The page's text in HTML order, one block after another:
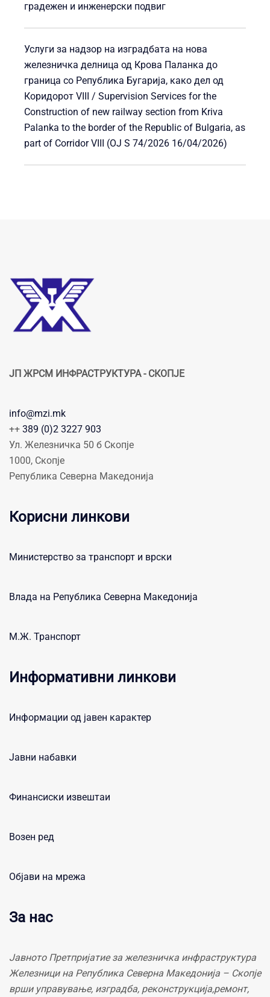
градежен и инженерски подвиг
Услуги за надзор на изградбата на нова
железничка делница од Крова Паланка до
граница со Република Бугарија, како дел од
Коридорот VIII / Supervision Services for the
Construction of new railway section from Kriva
Palanka to the border of the Republic of Bulgaria, as
part of Corridor VIII (OJ S 74/2026 16/04/2026)
ЈП ЖРСМ ИНФРАСТРУКТУРА - СКОПЈЕ
info@mzi.mk
++ 389 (0)2 3227 903
Ул. Железничка 50 б Скопје
1000, Скопје
Република Северна Македонија
Корисни линкови
Министерство за транспорт и врски
Влада на Република Северна Македонија
М.Ж. Транспорт
Информативни линкови
Информации од јавен карактер
Јавни набавки
Финансиски извештаи
Возен ред
Објави на мрежа
За нас
Јавното Претпријатие за железничка инфраструктура
Железници на Република Северна Македонија – Скопје
врши управување, изградба, реконструкција,ремонт,